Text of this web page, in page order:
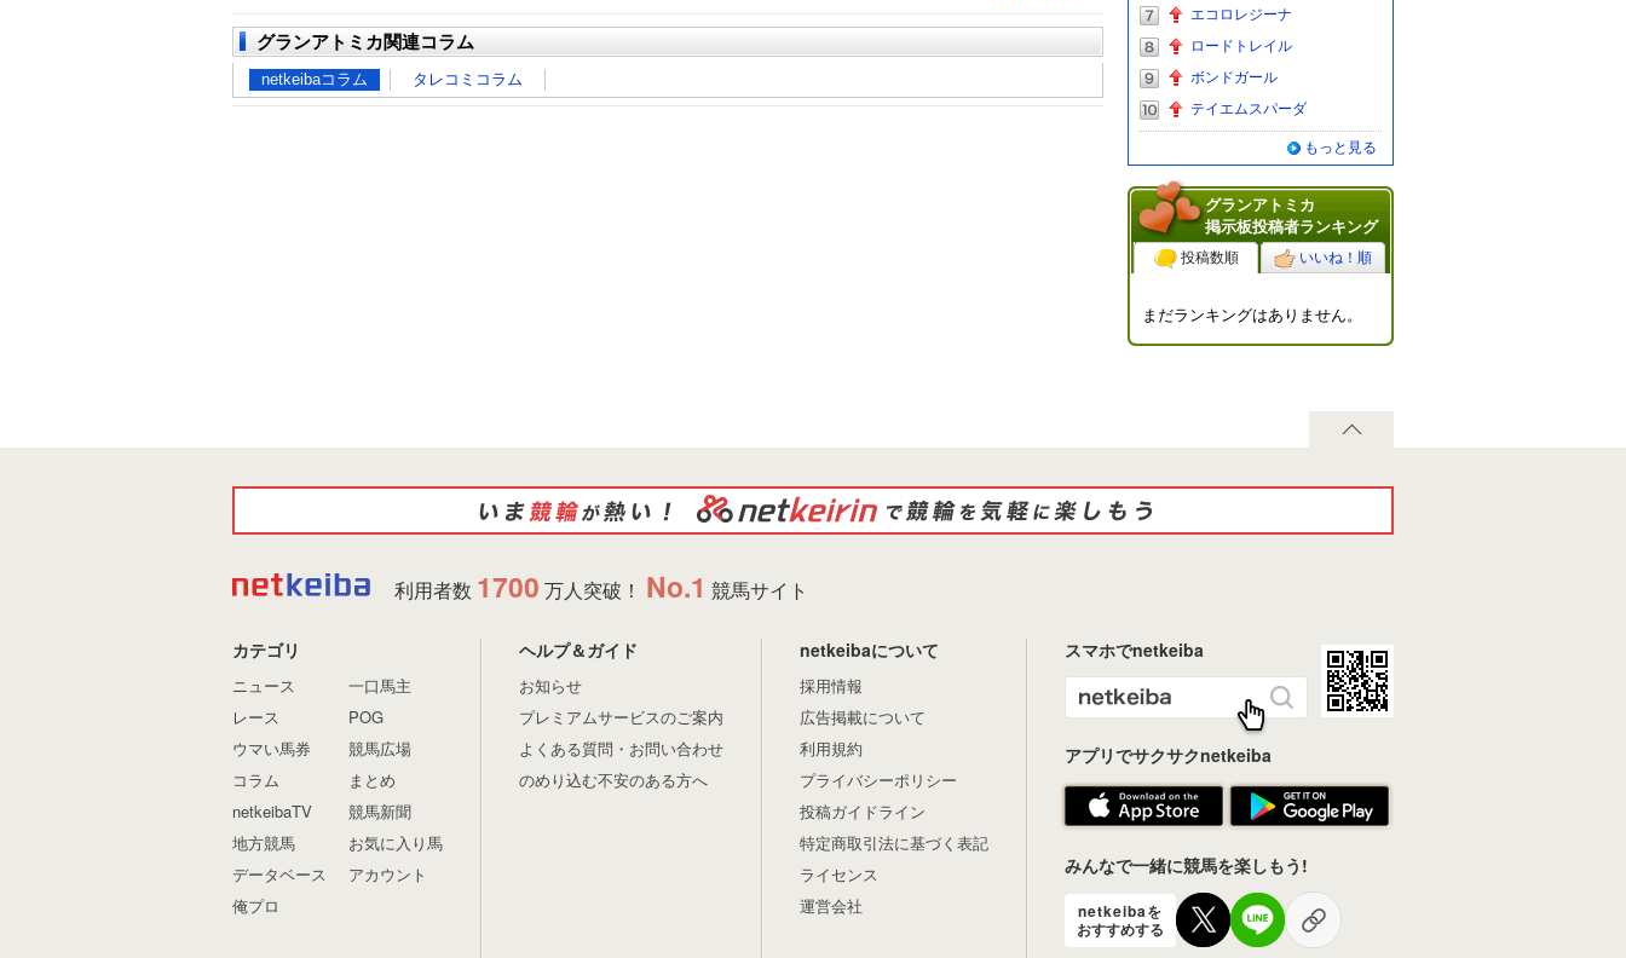
グランアトミカ関連コラム
netkeibaコラム タレコミコラム
エコロレジーナ
ロードトレイル
ボンドガール
テイエムスパーダ
もっと見る
グランアトミカ
掲示板投稿者ランキング
投稿数順 いいね！順
まだランキングはありません。
利用者数 1700 万人突破！ No.1 競馬サイト
カテゴリ
ニュース
レース
ウマい馬券
コラム
netkeibaTV
地方競馬
データベース
俺プロ
一口馬主
POG
競馬広場
まとめ
競馬新聞
お気に入り馬
アカウント
ヘルプ＆ガイド
お知らせ
プレミアムサービスのご案内
よくある質問・お問い合わせ
のめり込む不安のある方へ
netkeibaについて
採用情報
広告掲載について
利用規約
プライバシーポリシー
投稿ガイドライン
特定商取引法に基づく表記
ライセンス
運営会社
スマホでnetkeiba
アプリでサクサクnetkeiba
みんなで一緒に競馬を楽しもう!
netkeibaを
おすすめする